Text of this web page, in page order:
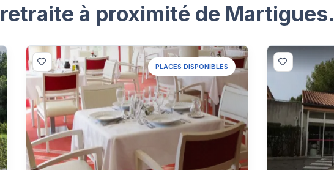
à proximité de Martigues.
PLACES DISPONIBLES